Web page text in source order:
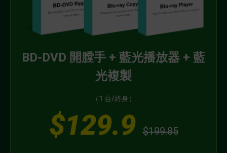
BD-DVD 開膛手 + 藍光播放器 + 藍
光複製
（1 台/終身）
$129.9$199.85